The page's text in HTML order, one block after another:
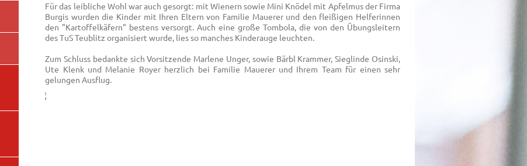
Für das leibliche Wohl war auch gesorgt: mit Wienern sowie Mini Knödel mit Apfelmus der Firma
Burgis wurden die Kinder mit Ihren Eltern von Familie Mauerer und den fleißigen Helferinnen
den "Kartoffelkäfern" bestens versorgt. Auch eine große Tombola, die von den Übungsleitern
des TuS Teublitz organisiert wurde, lies so manches Kinderauge leuchten.
Zum Schluss bedankte sich Vorsitzende Marlene Unger, sowie Bärbl Krammer, Sieglinde Osinski,
Ute Klenk und Melanie Royer herzlich bei Familie Mauerer und Ihrem Team für einen sehr
gelungen Ausflug.